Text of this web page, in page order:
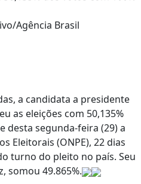
Agência Brasil
a candidata a presidente
as eleições com 50,135%
desta segunda-feira (29) a
Eleitorais (ONPE), 22 dias
turno do pleito no país. Seu
somou 49.865%.